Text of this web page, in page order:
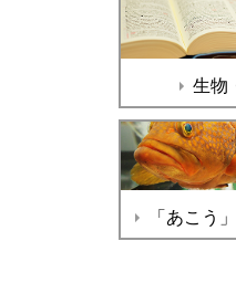
生物
「あこう